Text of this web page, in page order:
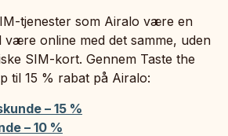
tjenester som Airalo være en
være online med det samme, uden
SIM-kort. Gennem Taste the
til 15 % rabat på Airalo:
– 15 %
– 10 %